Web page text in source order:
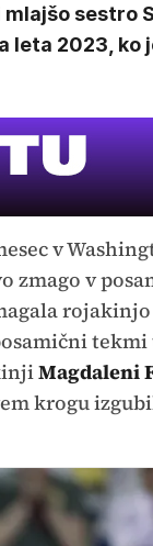
sestro
leta 2023, ko
v
zmago v
rojakinjo
Magdaleni
krogu